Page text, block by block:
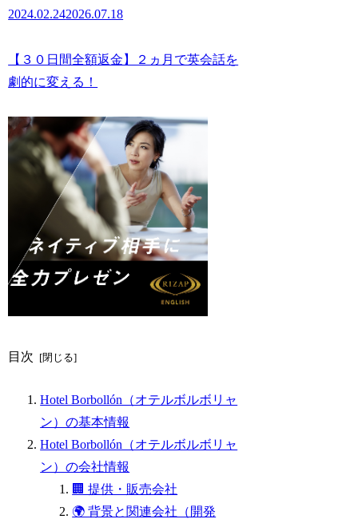
2024.02.242026.07.18
【３０日間全額返金】２ヵ月で英会話を
劇的に変える！
目次
Hotel Borbollón（オテルボルボリャ
ン）の基本情報
Hotel Borbollón（オテルボルボリャ
ン）の会社情報
🏢 提供・販売会社
🌍 背景と関連会社（開発